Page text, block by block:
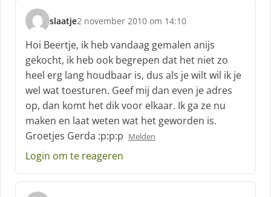
slaatje
s
c
h
r
e
e
f
2 november 2010 om 14:10
Hoi Beertje, ik heb vandaag gemalen anijs
gekocht, ik heb ook begrepen dat het niet zo
heel erg lang houdbaar is, dus als je wilt wil ik je
wel wat toesturen. Geef mij dan even je adres
op, dan komt het dik voor elkaar. Ik ga ze nu
maken en laat weten wat het geworden is.
Groetjes Gerda :p:p:p Melden
Login om te reageren